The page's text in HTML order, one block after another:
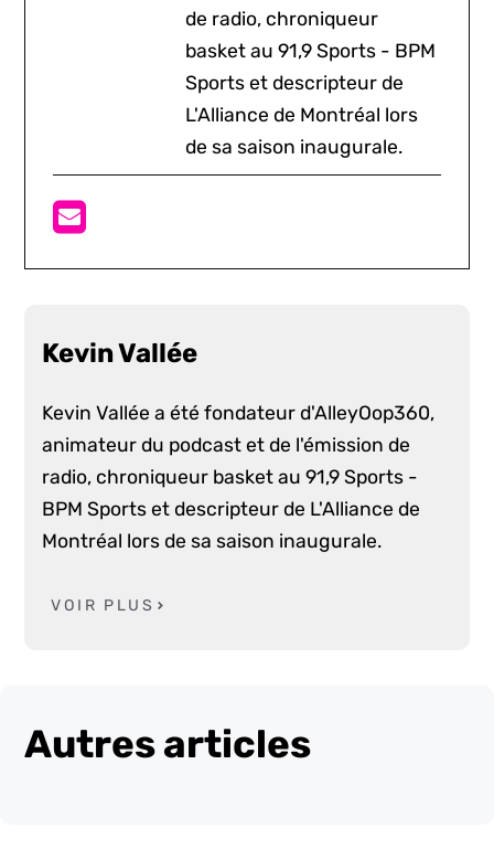
de radio, chroniqueur
basket au 91,9 Sports - BPM
Sports et descripteur de
L'Alliance de Montréal lors
de sa saison inaugurale.
Kevin Vallée
Kevin Vallée a été fondateur d'AlleyOop360,
animateur du podcast et de l'émission de
radio, chroniqueur basket au 91,9 Sports -
BPM Sports et descripteur de L'Alliance de
Montréal lors de sa saison inaugurale.
VOIR PLUS
Autres articles